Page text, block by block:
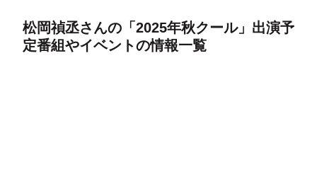
松岡禎丞さんの「2025年秋クール」出演予
定番組やイベントの情報一覧